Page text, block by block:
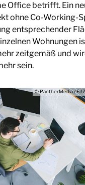
Office betrifft. Ein
ohne Co-Working-
entsprechender
Wohnungen
zeitgemäß und
sein.
© PantherMedia /